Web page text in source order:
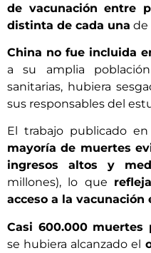
de vacunación entre
distinta de cada una de
China no fue incluida
a su amplia
sanitarias, hubiera
sus responsables del
El trabajo publicado
mayoría de muertes
ingresos altos y
millones), lo que
acceso a la vacunación
Casi 600.000 muertes
se hubiera alcanzado el